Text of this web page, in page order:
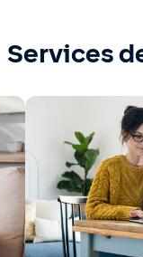
Services